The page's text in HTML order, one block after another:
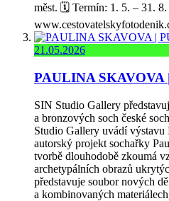
měst. 🗓️ Termín: 1. 5. – 31.
21.05.2026
PAULINA SKAVOVA
SIN Studio Gallery
a bronzových soch české
Studio Gallery uvádí výstavu
autorský projekt sochařky
tvorbě dlouhodobě zkoumá
archetypálních obrazů
představuje soubor nových
a kombinovaných